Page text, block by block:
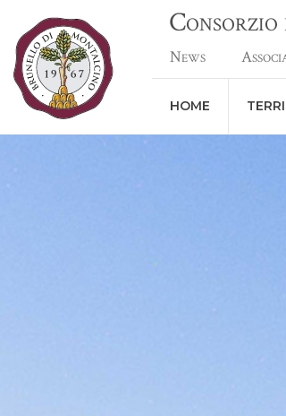
News
HOME